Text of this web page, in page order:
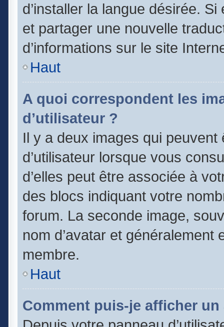
d’installer la langue désirée.
et partager une nouvelle
d’informations sur le site
Haut
A quoi correspondent les
d’utilisateur ?
Il y a deux images qui
d’utilisateur lorsque vous
d’elles peut être associée à
des blocs indiquant votre
forum. La seconde image,
nom d’avatar et
membre.
Haut
Comment puis-je afficher un